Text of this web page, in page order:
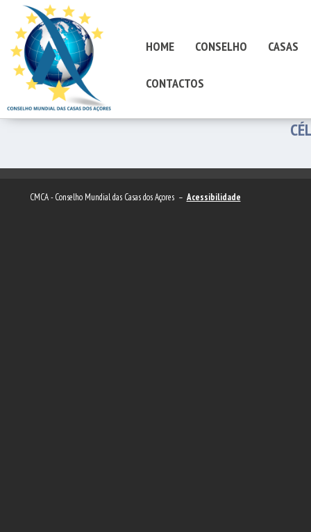
HOME CONSELHO CASAS
CONTACTOS
CMCA - Conselho Mundial das Casas dos Açores – Acessibilidade